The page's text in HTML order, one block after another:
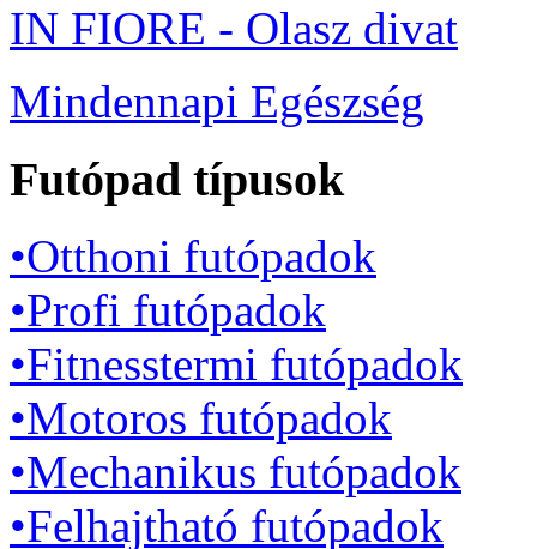
IN FIORE - Olasz divat
Mindennapi Egészség
Futópad típusok
•Otthoni futópadok
•Profi futópadok
•Fitnesstermi futópadok
•Motoros futópadok
•Mechanikus futópadok
•Felhajtható futópadok